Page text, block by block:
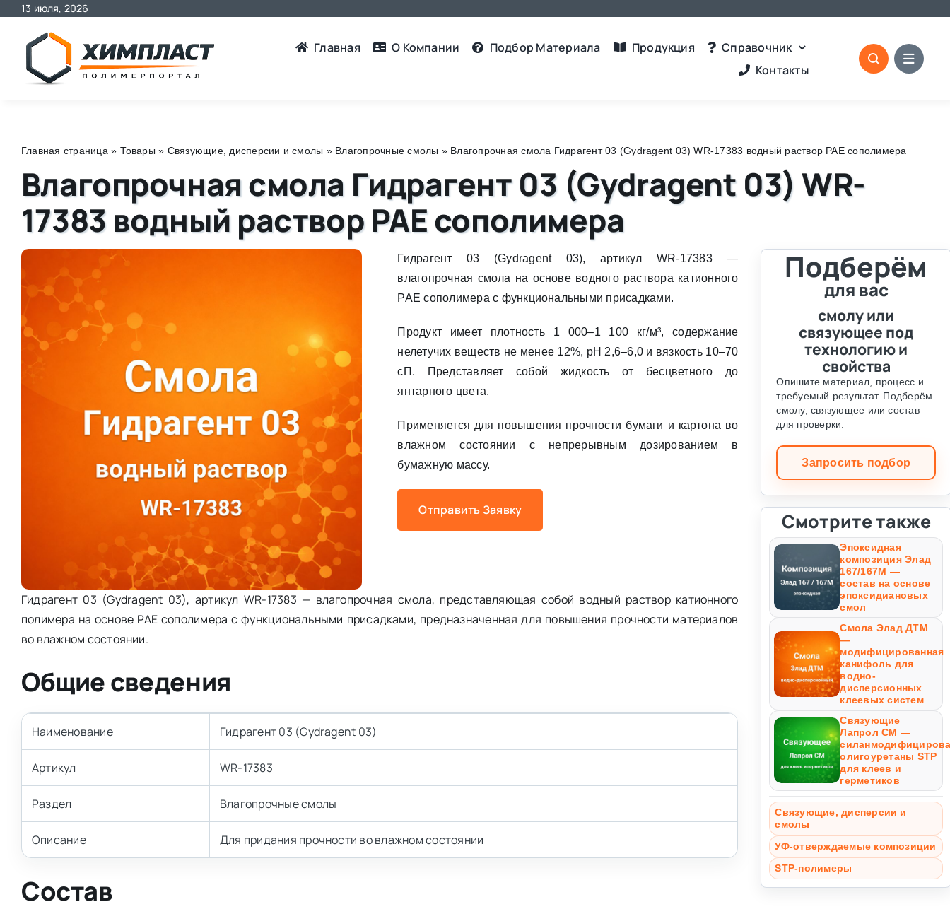
Skip
content
13 июля, 2026
Главная О Компании Подбор Материалa Продукция
Справочник
Контакты
Главная страница » Товары » Связующие, дисперсии и смолы » Влагопрочные смолы » Влагопрочная смола Гидрагент 03 (Gydragent 03) WR-17383 водный раствор PAE сополимера
Влагопрочная смола Гидрагент 03 (Gydragent 03) WR-
17383 водный раствор PAE сополимера
Гидрагент 03 (Gydragent 03), артикул WR-17383 —
влагопрочная смола на основе водного раствора катионного
PAE сополимера с функциональными присадками.
Продукт имеет плотность 1 000–1 100 кг/м³, содержание
нелетучих веществ не менее 12%, pH 2,6–6,0 и вязкость 10–70
сП. Представляет собой жидкость от бесцветного до
янтарного цвета.
Применяется для повышения прочности бумаги и картона во
влажном состоянии с непрерывным дозированием в
бумажную массу.
Отправить Заявку
Гидрагент 03 (Gydragent 03), артикул WR-17383 — влагопрочная смола, представляющая собой водный раствор катионного
полимера на основе PAE сополимера с функциональными присадками, предназначенная для повышения прочности материалов
во влажном состоянии.
Общие сведения
Наименование Гидрагент 03 (Gydragent 03)
Артикул WR-17383
Раздел Влагопрочные смолы
Описание Для придания прочности во влажном состоянии
Состав
Подберём
для вас
смолу или
связующее под
технологию и
свойства
Опишите материал, процесс и
требуемый результат. Подберём
смолу, связующее или состав
для проверки.
Запросить подбор
Смотрите также
Эпоксидная
композиция Элад
167/167М —
состав на основе
эпоксидиановых
смол
Смола Элад ДТМ
—
модифицированная
канифоль для
водно-
дисперсионных
клеевых систем
Связующие
Лапрол СМ —
олигоуретаны STP
для клеев и
герметиков
Связующие, дисперсии и
смолы
УФ-отверждаемые композиции
STP-полимеры